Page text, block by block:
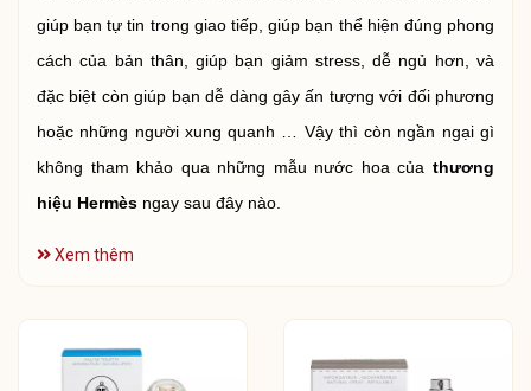
giúp bạn tự tin trong giao tiếp, giúp bạn thể hiện đúng phong
cách của bản thân, giúp bạn giảm stress, dễ ngủ hơn, và
đặc biệt còn giúp bạn dễ dàng gây ấn tượng với đối phương
hoặc những người xung quanh … Vậy thì còn ngần ngại gì
không tham khảo qua những mẫu nước hoa của thương
hiệu Hermès ngay sau đây nào.
Xem thêm